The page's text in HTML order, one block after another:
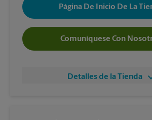
Página De Inicio De La
Comuníquese Con
Detalles de la Tienda